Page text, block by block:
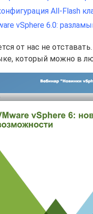
All-Flash
vSphere 6.0:
от нас не
который можно в